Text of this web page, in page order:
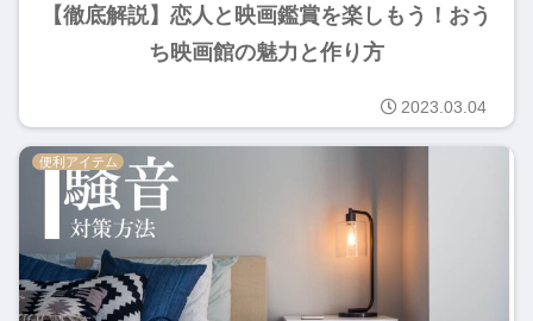
【徹底解説】恋人と映画鑑賞を楽しもう！おう
ち映画館の魅力と作り方
2023.03.04
便利アイテム